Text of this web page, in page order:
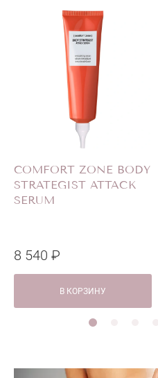
COMFORT ZONE BODY
STRATEGIST ATTACK
SERUM
8 540 ₽
В КОРЗИНУ